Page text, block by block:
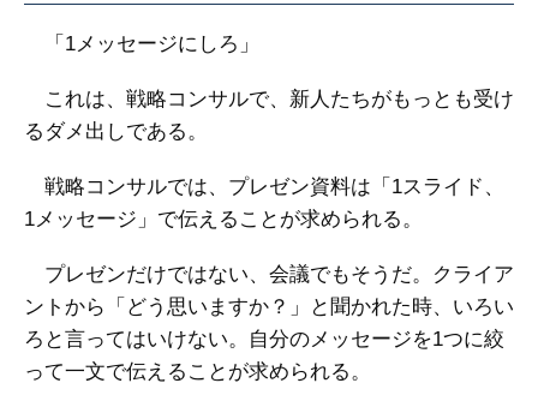
「1メッセージにしろ」
これは、戦略コンサルで、新人たちがもっとも受け
るダメ出しである。
戦略コンサルでは、プレゼン資料は「1スライド、
1メッセージ」で伝えることが求められる。
プレゼンだけではない、会議でもそうだ。クライア
ントから「どう思いますか？」と聞かれた時、いろい
ろと言ってはいけない。自分のメッセージを1つに絞
って一文で伝えることが求められる。